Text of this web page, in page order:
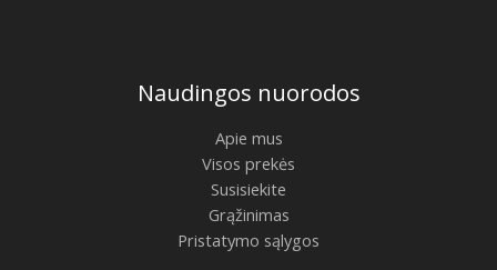
Naudingos nuorodos
Apie mus
Visos prekės
Susisiekite
Grąžinimas
Pristatymo sąlygos